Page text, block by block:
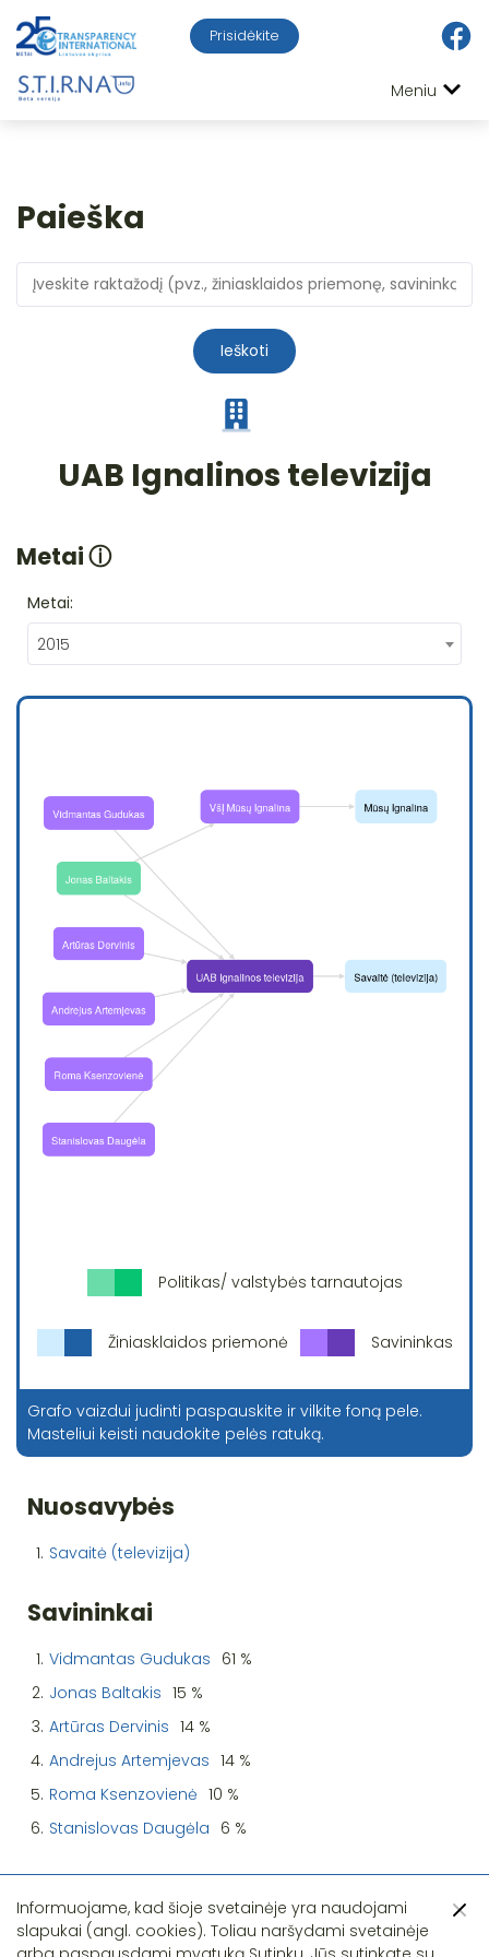
Prisidėkite
Meniu
Paieška
Ieškoti
UAB Ignalinos televizija
Metaiⓘ
Metai:
2015
Politikas/ valstybės tarnautojas
Žiniasklaidos priemonė Savininkas
Grafo vaizdui judinti paspauskite ir vilkite foną pele.
Masteliui keisti naudokite pelės ratuką.
Nuosavybės
1. Savaitė (televizija)
Savininkai
1. Vidmantas Gudukas 61 %
2. Jonas Baltakis 15 %
3. Artūras Dervinis 14 %
4. Andrejus Artemjevas 14 %
5. Roma Ksenzovienė 10 %
6. Stanislovas Daugėla 6 %
Informuojame, kad šioje svetainėje yra naudojami
slapukai (angl. cookies). Toliau naršydami svetainėje